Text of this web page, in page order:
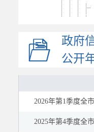
稳
教育
政府
公开
2026年第1季度全
2025年第4季度全